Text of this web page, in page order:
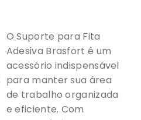
O Suporte para Fita
Adesiva Brasfort é um
acessório indispensável
para manter sua área
de trabalho organizada
e eficiente. Com